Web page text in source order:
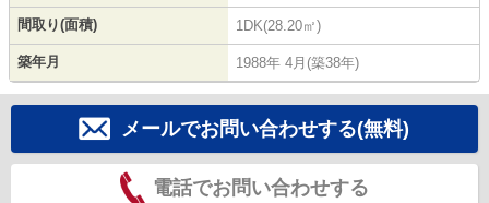
間取り(面積) 1DK(28.20㎡)
築年月 1988年 4月(築38年)
メールでお問い合わせする(無料)
電話でお問い合わせする